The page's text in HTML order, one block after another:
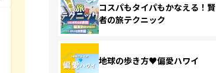
コスパもタイパもかなえる！賢
者の旅テクニック
地球の歩き方♥偏愛ハワイ